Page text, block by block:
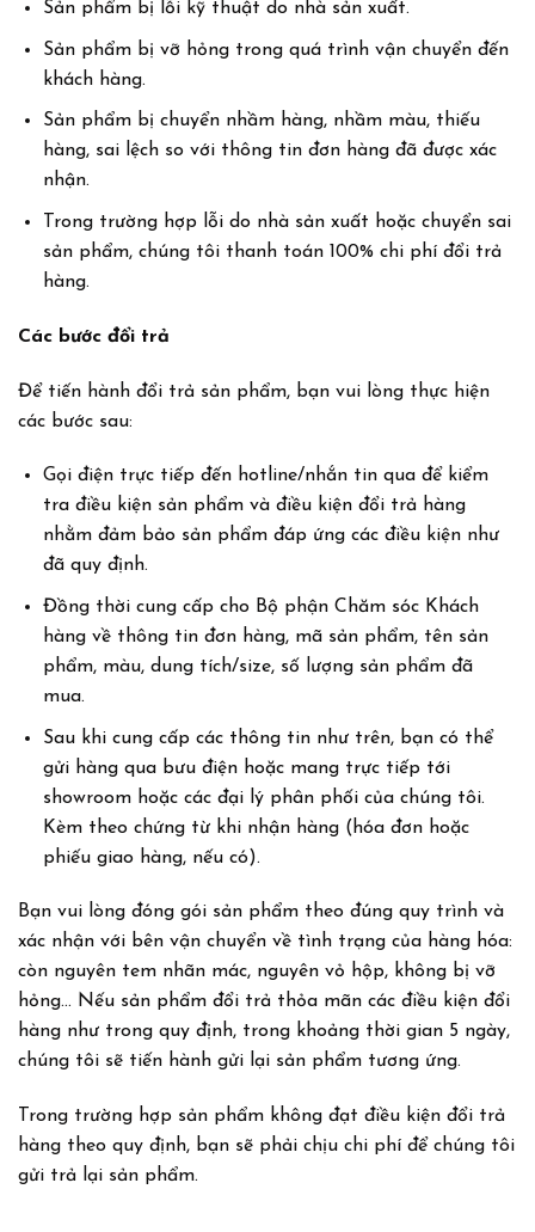
Sản phẩm bị lỗi kỹ thuật do nhà sản xuất.
Sản phẩm bị vỡ hỏng trong quá trình vận chuyển đến
khách hàng.
Sản phẩm bị chuyển nhầm hàng, nhầm màu, thiếu
hàng, sai lệch so với thông tin đơn hàng đã được xác
nhận.
Trong trường hợp lỗi do nhà sản xuất hoặc chuyển sai
sản phẩm, chúng tôi thanh toán 100% chi phí đổi trả
hàng.
Các bước đổi trả
Để tiến hành đổi trả sản phẩm, bạn vui lòng thực hiện
các bước sau:
Gọi điện trực tiếp đến hotline/nhắn tin qua để kiểm
tra điều kiện sản phẩm và điều kiện đổi trả hàng
nhằm đảm bảo sản phẩm đáp ứng các điều kiện như
đã quy định.
Đồng thời cung cấp cho Bộ phận Chăm sóc Khách
hàng về thông tin đơn hàng, mã sản phẩm, tên sản
phẩm, màu, dung tích/size, số lượng sản phẩm đã
mua.
Sau khi cung cấp các thông tin như trên, bạn có thể
gửi hàng qua bưu điện hoặc mang trực tiếp tới
showroom hoặc các đại lý phân phối của chúng tôi.
Kèm theo chứng từ khi nhận hàng (hóa đơn hoặc
phiếu giao hàng, nếu có).
Bạn vui lòng đóng gói sản phẩm theo đúng quy trình và
xác nhận với bên vận chuyển về tình trạng của hàng hóa:
còn nguyên tem nhãn mác, nguyên vỏ hộp, không bị vỡ
hỏng… Nếu sản phẩm đổi trả thỏa mãn các điều kiện đổi
hàng như trong quy định, trong khoảng thời gian 5 ngày,
chúng tôi sẽ tiến hành gửi lại sản phẩm tương ứng.
Trong trường hợp sản phẩm không đạt điều kiện đổi trả
hàng theo quy định, bạn sẽ phải chịu chi phí để chúng tôi
gửi trả lại sản phẩm.